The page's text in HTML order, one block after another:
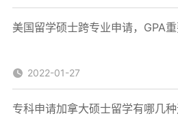
美国留学硕士跨专业申请，GPA重
2022-01-27
专科申请加拿大硕士留学有哪几